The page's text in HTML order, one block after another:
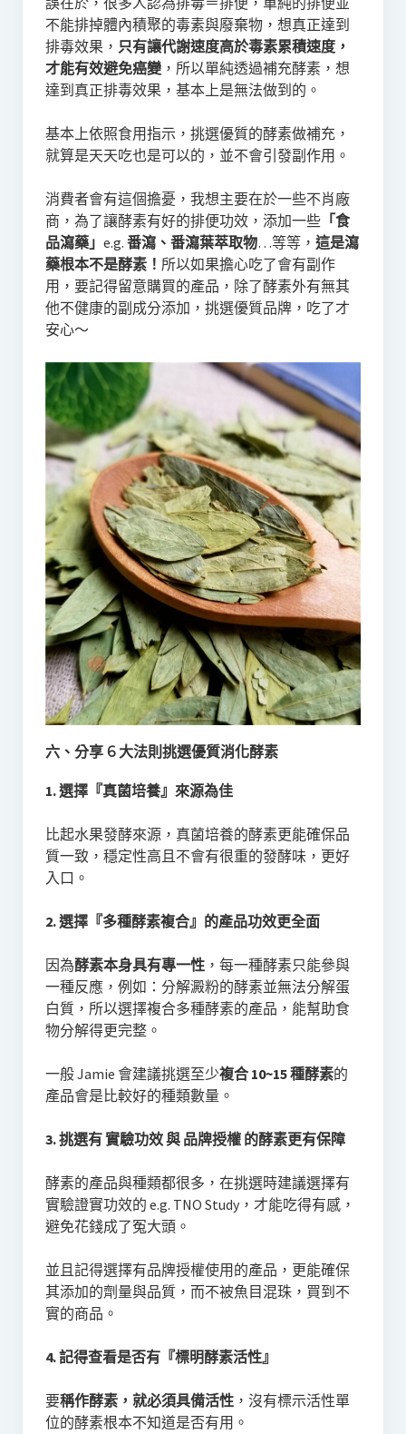
不能排掉體內積聚的毒素與廢棄物，想真正達到
排毒效果， 只有讓代謝速度高於毒素累積速度，
才能有效避免癌變，所以單純透過補充酵素，想
達到真正排毒效果，基本上是無法做到的。
基本上依照食用指示，挑選優質的酵素做補充，
就算是天天吃也是可以的，並不會引發副作用。
消費者會有這個擔憂，我想主要在於一些不肖廠
商，為了讓酵素有好的排便功效，添加一些「食
品瀉藥」 e.g. 番瀉、番瀉葉萃取物…等等， 這是瀉
藥根本不是酵素！ 所以如果擔心吃了會有副作
用，要記得留意購買的產品，除了酵素外有無其
他不健康的副成分添加，挑選優質品牌，吃了才
安心～
六、分享 6 大法則挑選優質消化酵素
1. 選擇『真菌培養』來源為佳
比起水果發酵來源，真菌培養的酵素更能確保品
質一致，穩定性高且不會有很重的發酵味，更好
入口。
2. 選擇『多種酵素複合』的產品功效更全面
因為酵素本身具有專一性，每一種酵素只能參與
一種反應，例如：分解澱粉的酵素並無法分解蛋
白質，所以選擇複合多種酵素的產品，能幫助食
物分解得更完整。
一般 Jamie 會建議挑選至少複合 10~15 種酵素的
產品會是比較好的種類數量。
3. 挑選有 實驗功效 與 品牌授權 的酵素更有保障
酵素的產品與種類都很多，在挑選時建議選擇有
實驗證實功效的 e.g. TNO Study，才能吃得有感，
避免花錢成了冤大頭。
並且記得選擇有品牌授權使用的產品，更能確保
其添加的劑量與品質，而不被魚目混珠，買到不
實的商品。
4. 記得查看是否有『標明酵素活性』
要稱作酵素，就必須具備活性，沒有標示活性單
位的酵素根本不知道是否有用。